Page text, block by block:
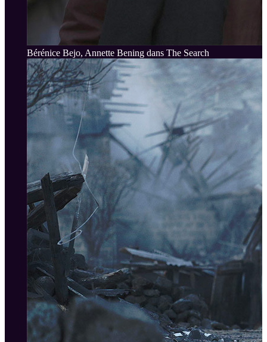
Bérénice Bejo, Annette Bening dans The Search